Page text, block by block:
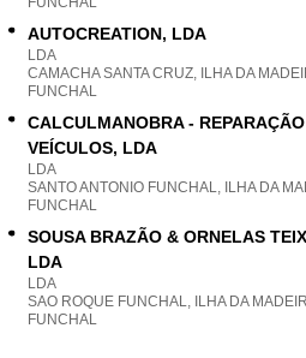
AUTOCREATION, LDA
LDA
CAMACHA SANTA CRUZ, ILHA DA
FUNCHAL
CALCULMANOBRA -
VEÍCULOS, LDA
LDA
SANTO ANTONIO FUNCHAL, ILHA DA
FUNCHAL
SOUSA BRAZÃO & ORNELAS
LDA
LDA
SAO ROQUE FUNCHAL, ILHA DA
FUNCHAL